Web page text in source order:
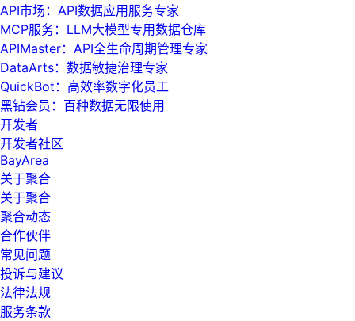
API市场：API数据应用服务专家
MCP服务：LLM大模型专用数据仓库
APIMaster：API全生命周期管理专家
DataArts：数据敏捷治理专家
QuickBot：高效率数字化员工
黑钻会员：百种数据无限使用
开发者
开发者社区
BayArea
关于聚合
关于聚合
聚合动态
合作伙伴
常见问题
投诉与建议
法律法规
服务条款